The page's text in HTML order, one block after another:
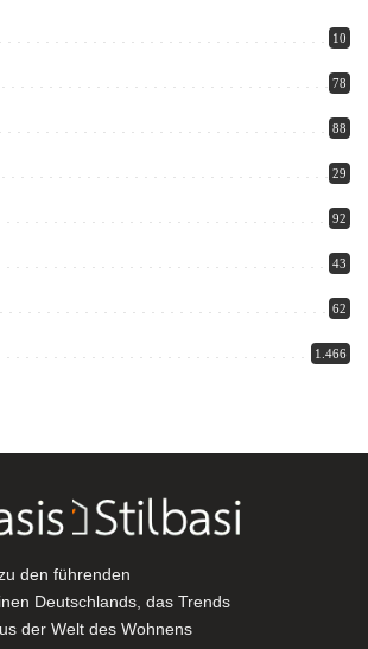
10
78
88
29
92
43
62
1.466
den führenden
Deutschlands, das Trends
der Welt des Wohnens